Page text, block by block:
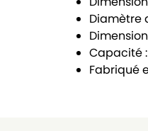
Diamètre
Capacité
Fabriqué